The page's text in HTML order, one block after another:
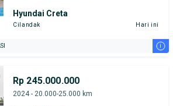
Hyundai Creta
Cilandak Hari ini
i
Rp 245.000.000
2024 - 20.000-25.000 km